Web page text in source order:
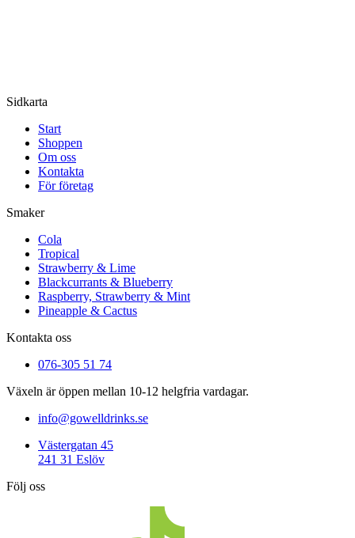
Sidkarta
Start
Shoppen
Om oss
Kontakta
För företag
Smaker
Cola
Tropical
Strawberry & Lime
Blackcurrants & Blueberry
Raspberry, Strawberry & Mint
Pineapple & Cactus
Kontakta oss
076-305 51 74
Växeln är öppen mellan 10-12 helgfria vardagar.
info@gowelldrinks.se
Västergatan 45
241 31 Eslöv
Följ oss